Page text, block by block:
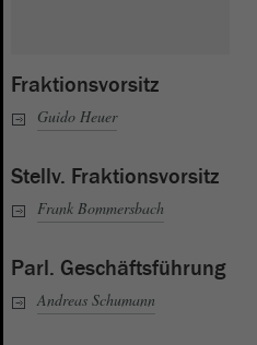
Fraktionsvorsitz
Guido Heuer
Stellv. Fraktionsvorsitz
Frank Bommersbach
Parl. Geschäftsführung
Andreas Schumann